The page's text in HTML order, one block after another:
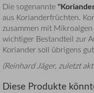
Die sogenannte
aus Korianderfrüchten.
zusammen mit
wichtiger Bestandteil zur
Koriander soll übrigens
(Reinhard Jäger, zuletzt
Diese Produkte